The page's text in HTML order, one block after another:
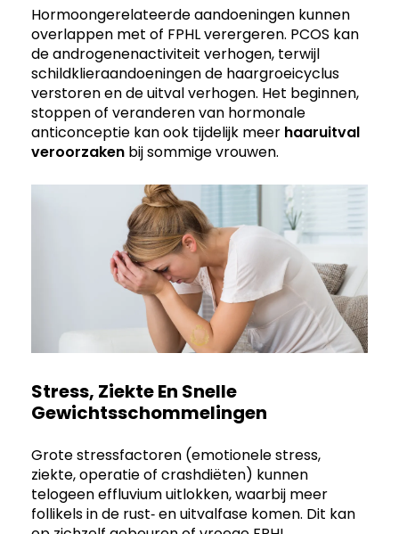
Hormoongerelateerde aandoeningen kunnen
overlappen met of FPHL verergeren. PCOS kan
de androgenenactiviteit verhogen, terwijl
schildklieraandoeningen de haargroeicyclus
verstoren en de uitval verhogen. Het beginnen,
stoppen of veranderen van hormonale
anticonceptie kan ook tijdelijk meer haaruitval
veroorzaken bij sommige vrouwen.
Stress, Ziekte En Snelle
Gewichtsschommelingen
Grote stressfactoren (emotionele stress,
ziekte, operatie of crashdiëten) kunnen
telogeen effluvium uitlokken, waarbij meer
follikels in de rust‑ en uitvalfase komen. Dit kan